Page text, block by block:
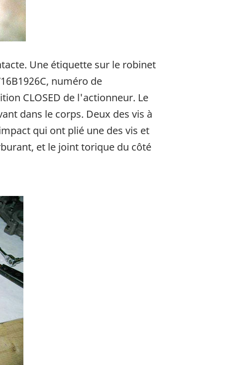
Une étiquette sur le robinet
numéro de
CLOSED de l'actionneur. Le
dans le corps. Deux des vis à
qui ont plié une des vis et
et le joint torique du côté